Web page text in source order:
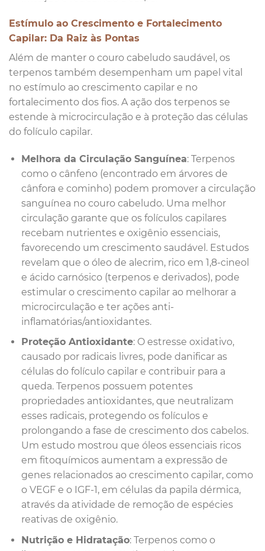
Estímulo ao Crescimento e Fortalecimento
Capilar: Da Raiz às Pontas
Além de manter o couro cabeludo saudável, os
terpenos também desempenham um papel vital
no estímulo ao crescimento capilar e no
fortalecimento dos fios. A ação dos terpenos se
estende à microcirculação e à proteção das células
do folículo capilar.
Melhora da Circulação Sanguínea: Terpenos
como o cânfeno (encontrado em árvores de
cânfora e cominho) podem promover a circulação
sanguínea no couro cabeludo. Uma melhor
circulação garante que os folículos capilares
recebam nutrientes e oxigênio essenciais,
favorecendo um crescimento saudável. Estudos
revelam que o óleo de alecrim, rico em 1,8-cineol
e ácido carnósico (terpenos e derivados), pode
estimular o crescimento capilar ao melhorar a
microcirculação e ter ações anti-
inflamatórias/antioxidantes.
Proteção Antioxidante: O estresse oxidativo,
causado por radicais livres, pode danificar as
células do folículo capilar e contribuir para a
queda. Terpenos possuem potentes
propriedades antioxidantes, que neutralizam
esses radicais, protegendo os folículos e
prolongando a fase de crescimento dos cabelos.
Um estudo mostrou que óleos essenciais ricos
em fitoquímicos aumentam a expressão de
genes relacionados ao crescimento capilar, como
o VEGF e o IGF-1, em células da papila dérmica,
através da atividade de remoção de espécies
reativas de oxigênio.
Nutrição e Hidratação: Terpenos como o